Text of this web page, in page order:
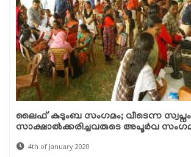
ലൈഫ് കുടുംബ സംഗമം; വീടെന്ന സ്വപ്നം
സാക്ഷാൽക്കരിച്ചവരുടെ അപൂർവ സംഗമ
4th of January 2020